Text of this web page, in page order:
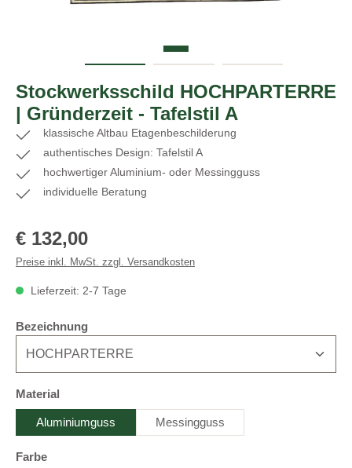
Stockwerksschild HOCHPARTERRE
| Gründerzeit - Tafelstil A
klassische Altbau Etagenbeschilderung
authentisches Design: Tafelstil A
hochwertiger Aluminium- oder Messingguss
individuelle Beratung
Regulärer Preis:
€ 132,00
Preise inkl. MwSt. zzgl. Versandkosten
Lieferzeit: 2-7 Tage
Bezeichnung
Material
Aluminiumguss Messingguss
Farbeauswählen